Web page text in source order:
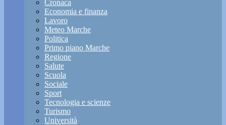
Cronaca
Economia e finanza
Lavoro
Meteo Marche
Politica
Primo piano Marche
Regione
Salute
Scuola
Sociale
Sport
Tecnologia e scienze
Turismo
Università